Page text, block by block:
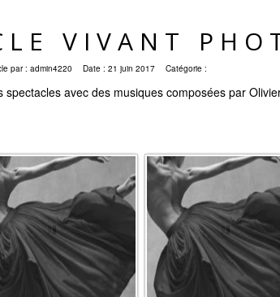
VIVANT
par : admin4220 Date : 21 juin 2017 Catégorie :
spectacles avec des musiques composées par